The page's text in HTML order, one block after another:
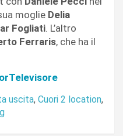
moglie Delia
Fogliati. L’altro
Ferraris, che ha il
uscita, Cuori 2 location,